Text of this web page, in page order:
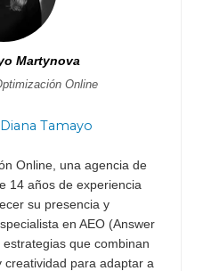
Martynova
Online
Tamayo
Online, una agencia de
14 años de experiencia
su presencia y
en AEO (Answer
que combinan
creatividad para adaptar a